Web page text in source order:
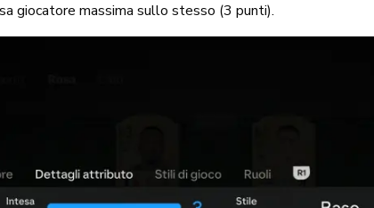
giocatore massima sullo stesso (3 punti).